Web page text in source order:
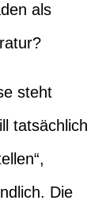
als
steht
tatsächlich
Die